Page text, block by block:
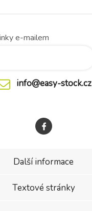
e-mailem
info@easy-stock.cz
Další informace
Textové stránky